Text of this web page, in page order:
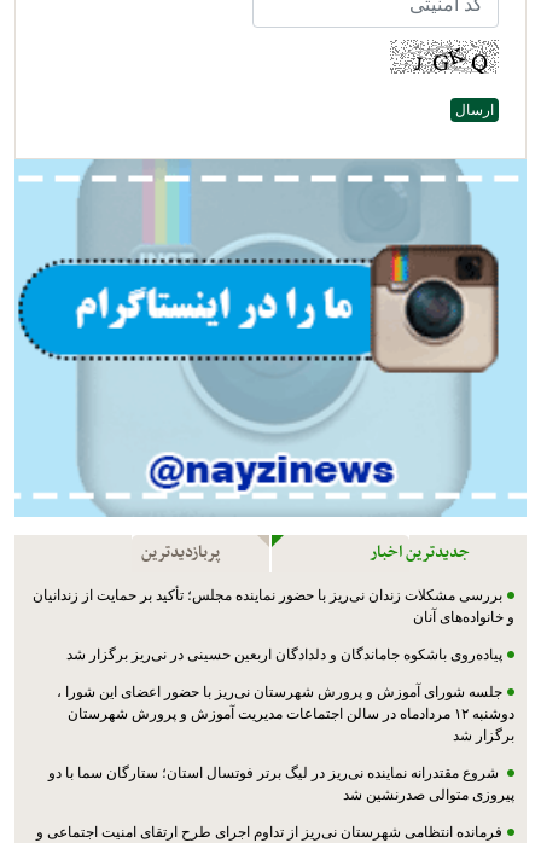
جدیدترین اخبار پربازدیدترین
بررسی مشکلات زندان نی‌ریز با حضور نماینده مجلس؛ تأکید بر حمایت از زندانیان
و خانواده‌های آنان
پیاده‌روی باشکوه جاماندگان و دلدادگان اربعین حسینی در نی‌ریز برگزار شد
جلسه شورای آموزش و پرورش شهرستان نی‌ریز با حضور اعضای این شورا ،
دوشنبه ۱۲ مردادماه در سالن اجتماعات مدیریت آموزش و پرورش شهرستان
برگزار شد
شروع مقتدرانه نماینده نی‌ریز در لیگ برتر فوتسال استان؛ ستارگان سما با دو
پیروزی متوالی صدرنشین شد
فرمانده انتظامی شهرستان نی‌ریز از تداوم اجرای طرح ارتقای امنیت اجتماعی و